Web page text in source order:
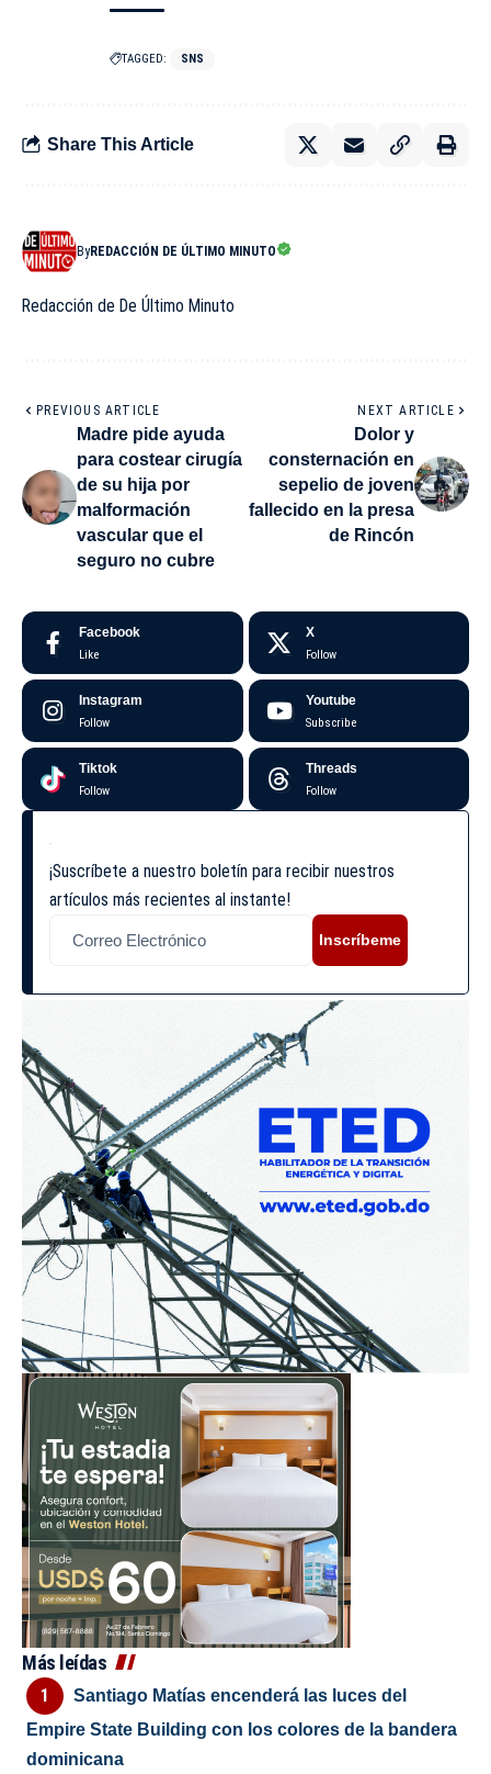
TAGGED: SNS
Share This Article
ByREDACCIÓN DE ÚLTIMO MINUTO
Redacción de De Último Minuto
PREVIOUS ARTICLE
Madre pide ayuda
para costear cirugía
de su hija por
malformación
vascular que el
seguro no cubre
NEXT ARTICLE
Dolor y
consternación en
sepelio de joven
fallecido en la presa
de Rincón
Facebook
Like
X
Follow
Instagram
Follow
Youtube
Subscribe
Tiktok
Follow
Threads
Follow
¡Suscríbete a nuestro boletín para recibir nuestros
artículos más recientes al instante!
Inscríbeme
Más leídas
Santiago Matías encenderá las luces del
Empire State Building con los colores de la bandera
dominicana